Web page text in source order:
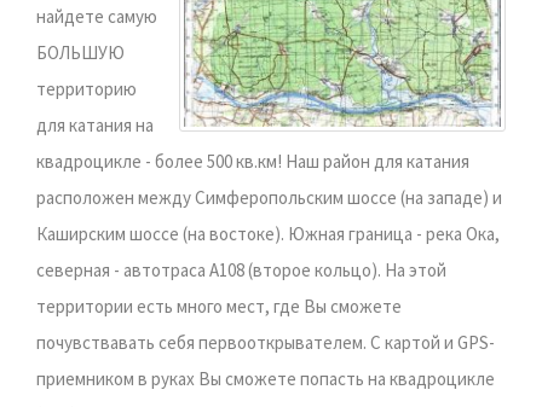
найдете самую
БОЛЬШУЮ
территорию
для катания на
квадроцикле - более 500 кв.км! Наш район для катания
расположен между Симферопольским шоссе (на западе) и
Каширским шоссе (на востоке). Южная граница - река Ока,
северная - автотраса А108 (второе кольцо). На этой
территории есть много мест, где Вы сможете
почувствавать себя первооткрывателем. С картой и GPS-
приемником в руках Вы сможете попасть на квадроцикле